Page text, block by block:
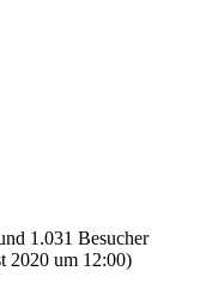
1.031 Besucher
2020 um 12:00)